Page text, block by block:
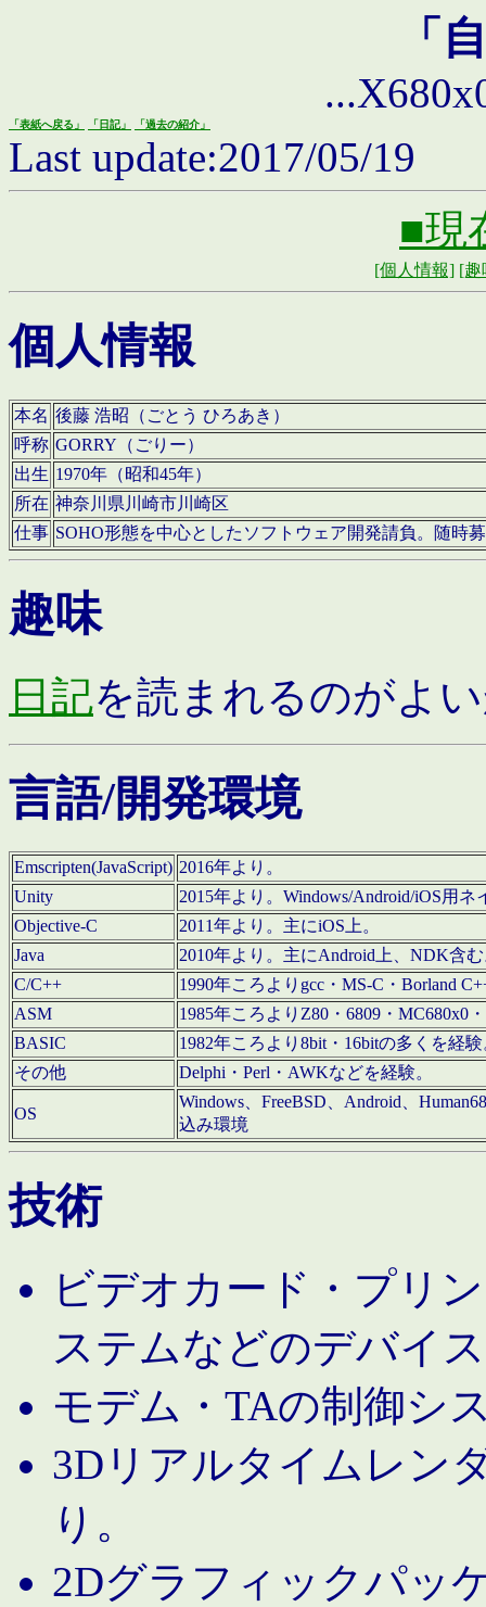
「
「表紙へ戻る」 「日記」 「過去の紹介」
Last update:2017/05/19
■現
[個人情報] [趣
個人情報
本名 後藤 浩昭（ごとう ひろあき）
呼称 GORRY（ごりー）
出生 1970年（昭和45年）
所在 神奈川県川崎市川崎区
仕事 SOHO形態を中心としたソフトウェア開発請負。随時
趣味
日記を読まれるのがよ
言語/開発環境
Emscripten(JavaScript) 2016年より。
Unity
2015年より。Windows/Android/iOS用
Objective-C
2011年より。主にiOS上。
Java
2010年より。主にAndroid上、NDK含
C/C++
1990年ころよりgcc・MS-C・Borland
ASM
1985年ころよりZ80・6809・MC680x0
BASIC
1982年ころより8bit・16bitの多くを経
その他
Delphi・Perl・AWKなどを経験。
OS
Windows、FreeBSD、Android、
込み環境
技術
ビデオカード・プリ
ステムなどのデバイ
モデム・TAの制御シ
3Dリアルタイムレン
り。
2Dグラフィックパッ